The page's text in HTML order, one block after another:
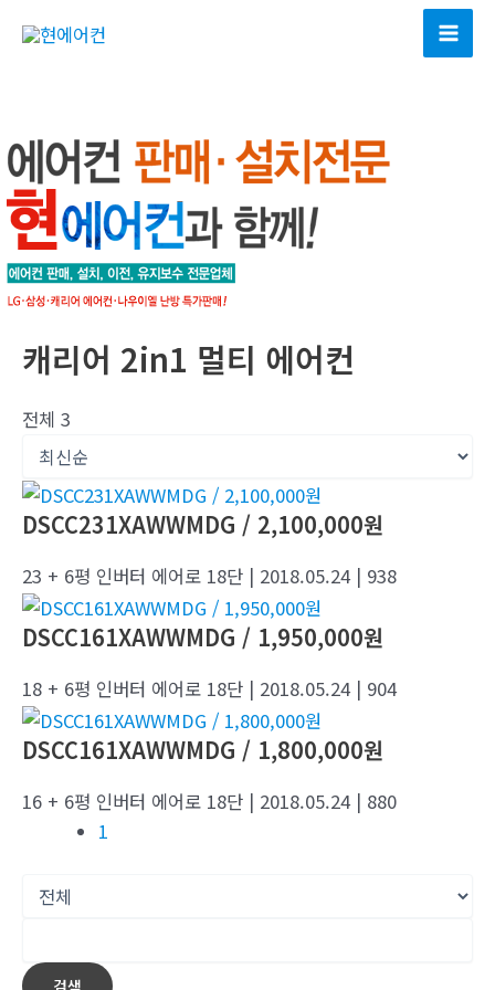
너
뛰
기
Main
캐리어 2in1 멀티 에어컨
전체 3
DSCC231XAWWMDG / 2,100,000원
23 + 6평 인버터 에어로 18단 | 2018.05.24 | 938
DSCC161XAWWMDG / 1,950,000원
18 + 6평 인버터 에어로 18단 | 2018.05.24 | 904
DSCC161XAWWMDG / 1,800,000원
16 + 6평 인버터 에어로 18단 | 2018.05.24 | 880
1
검색